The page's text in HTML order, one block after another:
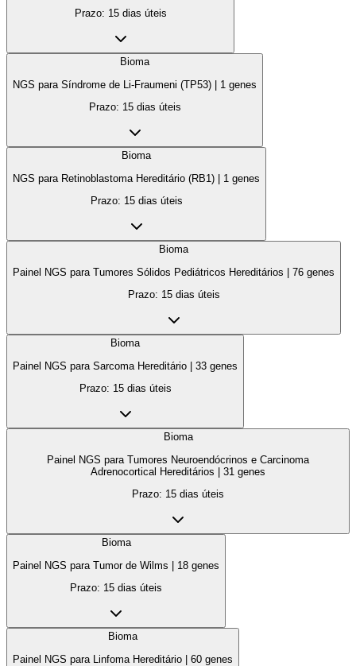
Prazo: 15 dias úteis
Bioma
NGS para Síndrome de Li-Fraumeni (TP53)
1 genes
Prazo: 15 dias úteis
Bioma
NGS para Retinoblastoma Hereditário (RB1)
1 genes
Prazo: 15 dias úteis
Bioma
Painel NGS para Tumores Sólidos Pediátricos Hereditários
76 genes
Prazo: 15 dias úteis
Bioma
Painel NGS para Sarcoma Hereditário
33 genes
Prazo: 15 dias úteis
Bioma
Painel NGS para Tumores Neuroendócrinos e Carcinoma
Adrenocortical Hereditários | 31 genes
Prazo: 15 dias úteis
Bioma
Painel NGS para Tumor de Wilms | 18 genes
Prazo: 15 dias úteis
Bioma
Painel NGS para Linfoma Hereditário | 60 genes